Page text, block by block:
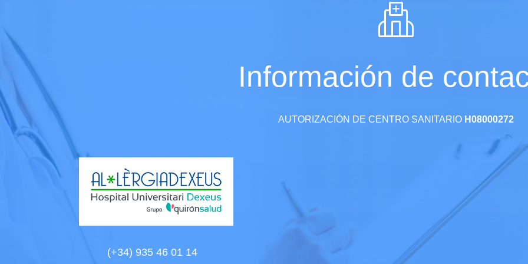
Información de
AUTORIZACIÓN DE CENTRO SANITARIO H08000272
(+34) 935 46 01 14